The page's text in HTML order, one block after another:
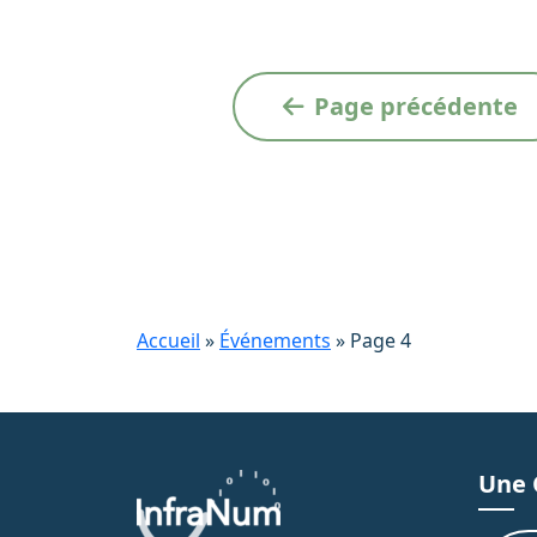
a
t
i
n
Page précédente
Accueil » Événements » Page 4
Une